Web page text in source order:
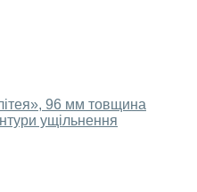
безпосередньо в нашому
порадите?
необхідних
факторів. Підбір
індивідуально для
96 мм товщина
ущільнення